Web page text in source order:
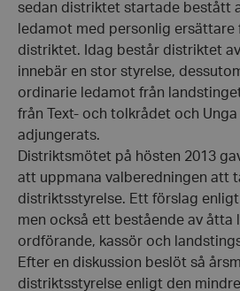
sedan distriktet startade bestått
ledamot med personlig ersättare
distriktet. Idag består distriktet
innebär en stor styrelse,
ordinarie ledamot från
från Text- och tolkrådet och
adjungerats.
Distriktsmötet på hösten 2013
att uppmana valberedningen att
distriktsstyrelse. Ett förslag
men också ett bestående av åtta
ordförande, kassör och
Efter en diskussion beslöt så
distriktsstyrelse enligt den